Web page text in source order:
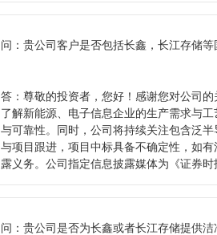
问： 贵公司客户是否包括长鑫，长江存储
答： 尊敬的投资者，您好！感谢您对公司
了解新能源、电子信息企业的生产需求与
与可靠性。同时，公司将持续关注包含泛
与项目跟进，项目中标具备不确定性，如
露义务。公司指定信息披露媒体为《证券
问： 贵公司是否为长鑫或者长江存储提供洁